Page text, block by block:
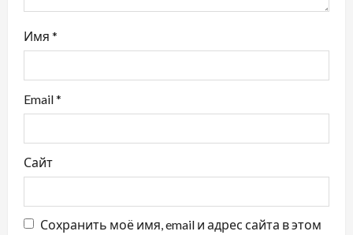
с
я
м
Имя *
Email*
Сайт
Сохранить моё имя, email и адрес сайта в этом